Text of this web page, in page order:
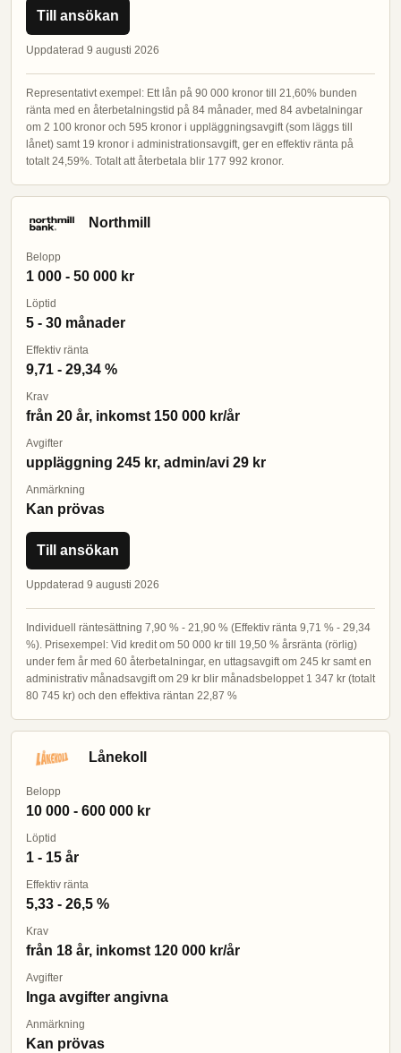
Till ansökan
Uppdaterad 9 augusti 2026
Representativt exempel: Ett lån på 90 000 kronor till 21,60% bunden
ränta med en återbetalningstid på 84 månader, med 84 avbetalningar
om 2 100 kronor och 595 kronor i uppläggningsavgift (som läggs till
lånet) samt 19 kronor i administrationsavgift, ger en effektiv ränta på
totalt 24,59%. Totalt att återbetala blir 177 992 kronor.
Northmill
Belopp
1 000 - 50 000 kr
Löptid
5 - 30 månader
Effektiv ränta
9,71 - 29,34 %
Krav
från 20 år, inkomst 150 000 kr/år
Avgifter
uppläggning 245 kr, admin/avi 29 kr
Anmärkning
Kan prövas
Till ansökan
Uppdaterad 9 augusti 2026
Individuell räntesättning 7,90 % - 21,90 % (Effektiv ränta 9,71 % - 29,34
%). Prisexempel: Vid kredit om 50 000 kr till 19,50 % årsränta (rörlig)
under fem år med 60 återbetalningar, en uttagsavgift om 245 kr samt en
administrativ månadsavgift om 29 kr blir månadsbeloppet 1 347 kr (totalt
80 745 kr) och den effektiva räntan 22,87 %
Lånekoll
Belopp
10 000 - 600 000 kr
Löptid
1 - 15 år
Effektiv ränta
5,33 - 26,5 %
Krav
från 18 år, inkomst 120 000 kr/år
Avgifter
Inga avgifter angivna
Anmärkning
Kan prövas